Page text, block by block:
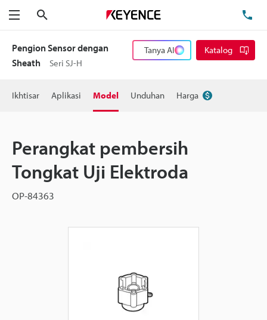
Menu
Pengion Sensor dengan
Sheath
Seri SJ-H
Tanya AI Katalog
Ikhtisar Aplikasi Model Unduhan Harga
Perangkat pembersih
Tongkat Uji Elektroda
OP-84363